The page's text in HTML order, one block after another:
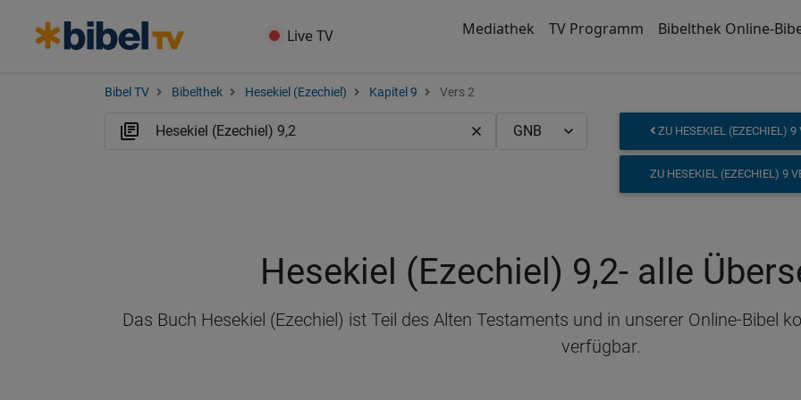
Live TV Mediathek TV Programm Bibelthek Online-
Bibel TV Bibelthek Hesekiel (Ezechiel) Kapitel 9 Vers 2
ZU HESEKIEL (EZECHIEL) 9
ZU HESEKIEL (EZECHIEL) 9
Hesekiel (Ezechiel) 9,2- alle
Das Buch Hesekiel (Ezechiel) ist Teil des Alten Testaments und in unserer Online-Bibel
verfügbar.